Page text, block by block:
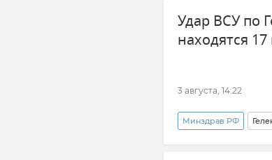
Удар ВСУ по
находятся
3 августа, 14:22
Минздрав РФ
Атаки ВСУ